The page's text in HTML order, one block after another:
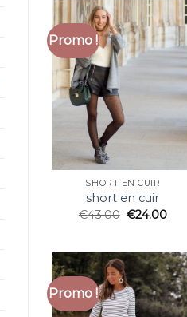
Promo !
SHORT EN CUIR
short en cuir
€43.00 €24.00
Promo !